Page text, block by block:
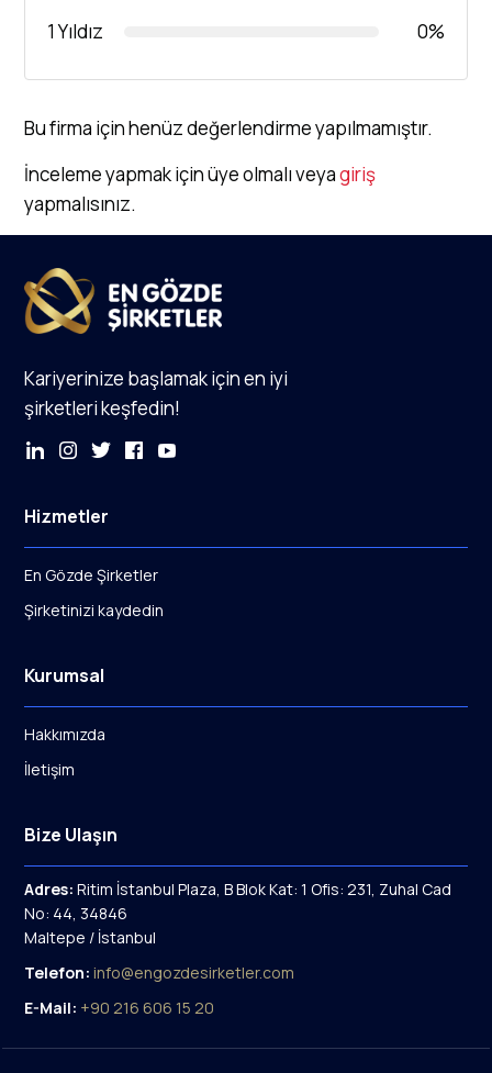
1 Yıldız
0%
Bu firma için henüz değerlendirme yapılmamıştır.
İnceleme yapmak için üye olmalı veyagiriş
yapmalısınız.
Kariyerinize başlamak için en iyi
şirketleri keşfedin!
Hizmetler
En Gözde Şirketler
Şirketinizi kaydedin
Kurumsal
Hakkımızda
İletişim
Bize Ulaşın
Adres: Ritim İstanbul Plaza, B Blok Kat: 1 Ofis: 231, Zuhal Cad
No: 44, 34846
Maltepe / İstanbul
Telefon: info@engozdesirketler.com
E-Mail: +90 216 606 15 20